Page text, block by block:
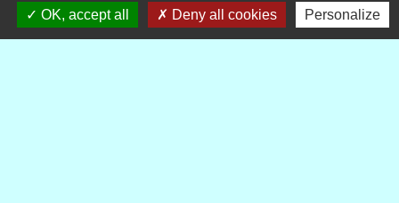
OK, accept all
Deny all cookies Personalize